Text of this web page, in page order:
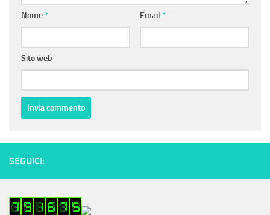
Nome* Email *
Sito web
SEGUICI: